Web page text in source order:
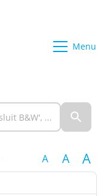
Menu
A A A